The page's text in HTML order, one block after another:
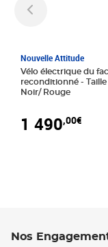
Nouvelle Attitude
Vélo électrique du
reconditionné - Taille normale -
Noir/ Rouge
1 490,00€
Nos